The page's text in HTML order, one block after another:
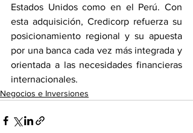
Estados Unidos como en el Perú. Con
esta adquisición, Credicorp refuerza su
posicionamiento regional y su apuesta
por una banca cada vez más integrada y
orientada a las necesidades financieras
internacionales.
Negocios e Inversiones